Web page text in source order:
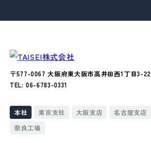
〒577-0067 大阪府東大阪市高井田西1丁目3-22
TEL: 06-6783-0331
本社 東京支社 大阪支店 名古屋支店
奈良工場